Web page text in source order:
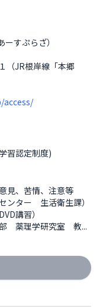
すぷらざ）
（JR根岸線「本郷
習認定制度)
見、苦情、注意等
ター　生活衛生課）
講習）
　薬理学研究室　教...